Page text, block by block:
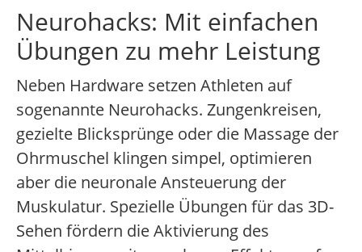
Neurohacks: Mit einfachen
Übungen zu mehr Leistung
Neben Hardware setzen Athleten auf
sogenannte Neurohacks. Zungenkreisen,
gezielte Blicksprünge oder die Massage der
Ohrmuschel klingen simpel, optimieren
aber die neuronale Ansteuerung der
Muskulatur. Spezielle Übungen für das 3D-
Sehen fördern die Aktivierung des